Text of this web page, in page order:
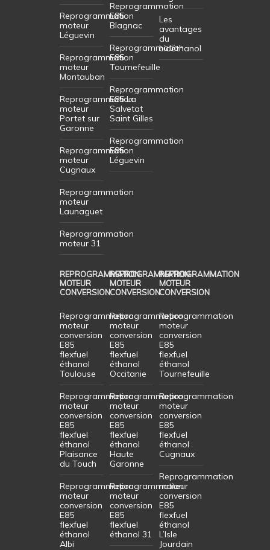
Reprogrammation
moteur
Léguevin
Reprogrammation
moteur
Montauban
Reprogrammation
moteur
Portet sur
Garonne
Reprogrammation
moteur
Cugnaux
Reprogrammation
moteur
Launaguet
Reprogrammation
moteur 31
Reprogrammation
E85
Blagnac
Reprogrammation
E85
Tournefeuille
Reprogrammation
E85 La
Salvetat
Saint Gilles
Reprogrammation
E85
Léguevin
Les
avantages
du
bioéthanol
REPROGRAMMATION
MOTEUR
CONVERSION
Reprogrammation
moteur
conversion
E85
flexfuel
éthanol
Toulouse
Reprogrammation
moteur
conversion
E85
flexfuel
éthanol
Plaisance
du Touch
Reprogrammation
moteur
conversion
E85
flexfuel
éthanol
Albi
REPROGRAMMATION
MOTEUR
CONVERSION
Reprogrammation
moteur
conversion
E85
flexfuel
éthanol
Occitanie
Reprogrammation
moteur
conversion
E85
flexfuel
éthanol
Haute
Garonne
Reprogrammation
moteur
conversion
E85
flexfuel
éthanol 31
REPROGRAMMATION
MOTEUR
CONVERSION
Reprogrammation
moteur
conversion
E85
flexfuel
éthanol
Tournefeuille
Reprogrammation
moteur
conversion
E85
flexfuel
éthanol
Cugnaux
Reprogrammation
moteur
conversion
E85
flexfuel
éthanol
L’Isle
Jourdain